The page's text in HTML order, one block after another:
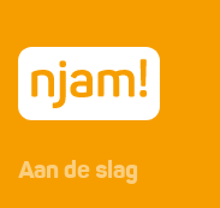
Aan de slag